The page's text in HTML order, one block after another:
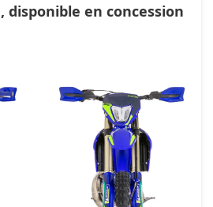
disponible en concession